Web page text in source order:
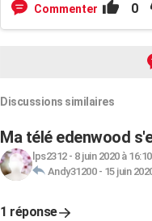
Commenter 0
Discussions similaires
Ma télé edenwood
lps2312- 8 juin 2020 à 16:10
Andy31200- 15 juin
1 réponse